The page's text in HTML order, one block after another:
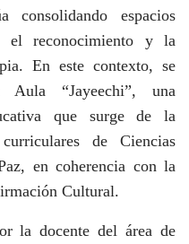
consolidando espacios
el reconocimiento y la
En este contexto, se
“Jayeechi”, una
que surge de la
de Ciencias
en coherencia con la
Cultural.
la docente del área de